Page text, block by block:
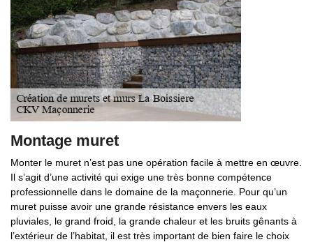
Montage muret
Monter le muret n’est pas une opération facile à mettre en œuvre.
Il s’agit d’une activité qui exige une très bonne compétence
professionnelle dans le domaine de la maçonnerie. Pour qu’un
muret puisse avoir une grande résistance envers les eaux
pluviales, le grand froid, la grande chaleur et les bruits gênants à
l’extérieur de l’habitat, il est très important de bien faire le choix